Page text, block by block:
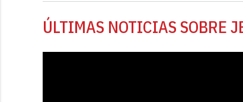
ÚLTIMAS NOTICIAS SOBRE